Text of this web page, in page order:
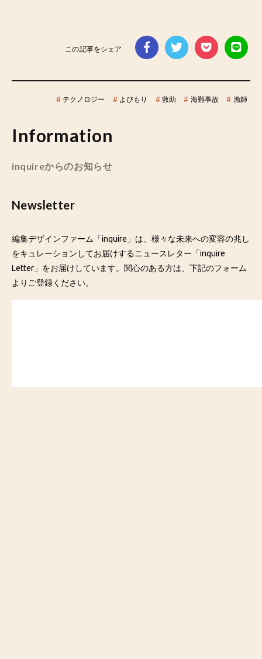
この記事をシェア
#テクノロジー #よびもり #救助 # 海難事故 # 漁師
Information
inquireからのお知らせ
Newsletter
編集デザインファーム「inquire」は、様々な未来への変容の兆し
をキュレーションしてお届けするニュースレター「inquire
Letter」をお届けしています。関心のある方は、下記のフォーム
よりご登録ください。